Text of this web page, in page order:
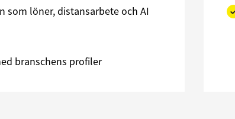
som löner, distansarbete och AI
branschens profiler